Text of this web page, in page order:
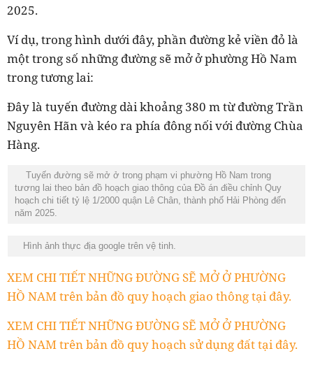
2025.
Ví dụ, trong hình dưới đây, phần đường kẻ viền đỏ là
một trong số những đường sẽ mở ở phường Hồ Nam
trong tương lai:
Đây là tuyến đường dài khoảng 380 m từ đường Trần
Nguyên Hãn và kéo ra phía đông nối với đường Chùa
Hàng.
Tuyến đường sẽ mở ở trong phạm vi phường Hồ Nam trong
tương lai theo bản đồ hoạch giao thông của Đồ án điều chỉnh Quy
hoạch chi tiết tỷ lệ 1/2000 quận Lê Chân, thành phố Hải Phòng đến
năm 2025.
Hình ảnh thực địa google trên vệ tinh.
XEM CHI TIẾT NHỮNG ĐƯỜNG SẼ MỞ Ở PHƯỜNG
HỒ NAM trên bản đồ quy hoạch giao thông tại đây.
XEM CHI TIẾT NHỮNG ĐƯỜNG SẼ MỞ Ở PHƯỜNG
HỒ NAM trên bản đồ quy hoạch sử dụng đất tại đây.